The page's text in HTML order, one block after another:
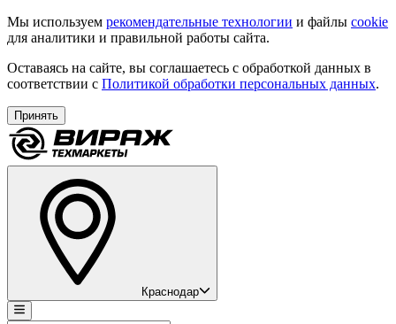
Мы используем рекомендательные технологии и файлы cookie
для аналитики и правильной работы сайта.
Оставаясь на сайте, вы соглашаетесь с обработкой данных в
соответствии с Политикой обработки персональных данных.
Принять
Краснодар